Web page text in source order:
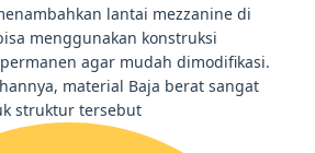
lantai mezzanine di
menggunakan konstruksi
agar mudah dimodifikasi.
material Baja berat sangat
struktur tersebut